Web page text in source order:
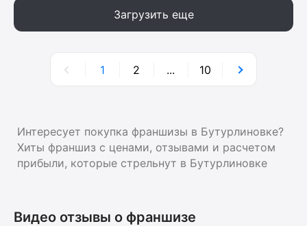
Загрузить еще
1 2 ... 10
Интересует покупка франшизы в Бутурлиновке?
Хиты франшиз с ценами, отзывами и расчетом
прибыли, которые стрельнут в Бутурлиновке
Видео отзывы о франшизе